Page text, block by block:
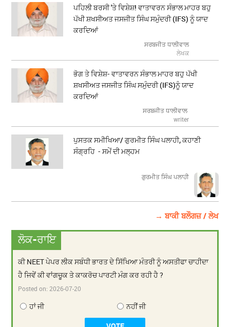
ਪਹਿਲੀ ਬਰਸੀ 'ਤੇ ਵਿਸ਼ੇਸ਼! ਵਾਤਾਵਰਨ ਸੰਭਾਲ ਮਾਹਰ ਬਹੁ
ਪੱਖੀ ਸ਼ਖਸੀਅਤ ਜਸਜੀਤ ਸਿੰਘ ਸਮੁੰਦਰੀ (IFS) ਨੂੰ ਯਾਦ
ਕਰਦਿਆਂ
ਸਰਬਜੀਤ ਧਾਲੀਵਾਲ
ਲੇਖਕ
ਭੋਗ ਤੇ ਵਿਸ਼ੇਸ਼- ਵਾਤਾਵਰਨ ਸੰਭਾਲ ਮਾਹਰ ਬਹੁ ਪੱਖੀ
ਸ਼ਖਸੀਅਤ ਜਸਜੀਤ ਸਿੰਘ ਸਮੁੰਦਰੀ (IFS)ਨੂੰ ਯਾਦ
ਕਰਦਿਆਂ
ਸਰਬਜੀਤ ਧਾਲੀਵਾਲ
writer
ਪੁਸਤਕ ਸਮੀਖਿਆ/ ਗੁਰਮੀਤ ਸਿੰਘ ਪਲਾਹੀ, ਕਹਾਣੀ
ਸੰਗ੍ਰਹਿ - ਸਮੇਂ ਦੀ ਮਲ੍ਹਮ
ਗੁਰਮੀਤ ਸਿੰਘ ਪਲਾਹੀ
→ ਬਾਕੀ ਬਲੌਗਜ਼ / ਲੇਖ
ਲੋਕ-ਰਾਇ
ਕੀ NEET ਪੇਪਰ ਲੀਕ ਸਬੰਧੀ ਭਾਰਤ ਦੇ ਸਿੱਖਿਆ ਮੰਤਰੀ ਨੂੰ ਅਸਤੀਫਾ ਚਾਹੀਦਾ
ਹੈ ਜਿਵੇਂ ਕੀ ਵਾਂਗਚੂਕ ਤੇ ਕਾਕਰੋਚ ਪਾਰਟੀ ਮੰਗ ਕਰ ਰਹੀ ਹੈ ?
Posted on:2026-07-20
ਹਾਂ ਜੀ ਨਹੀਂ ਜੀ